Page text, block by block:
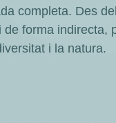
completa. Des
de forma
i la natura.